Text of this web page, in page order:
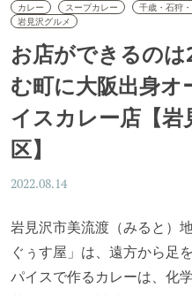
カレー スープカレー 千歳・石狩
岩見沢グルメ
お店ができるの
む町に大阪出身
イスカレー店【岩
区】
2022.08.14
岩見沢市美流渡（みると）
ぐぅす屋」は、遠方から足
パイスで作るカレーは、化